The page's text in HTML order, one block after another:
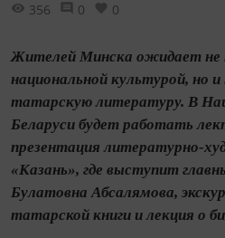
356 0 0
Жителей Минска ожидает не
национальной культурой, но и
татарскую литературу. В
Беларуси будет работать
презентация литературно-
«Казань», где выступит
Булатовна Абсалямова,
татарской книги и лекция о